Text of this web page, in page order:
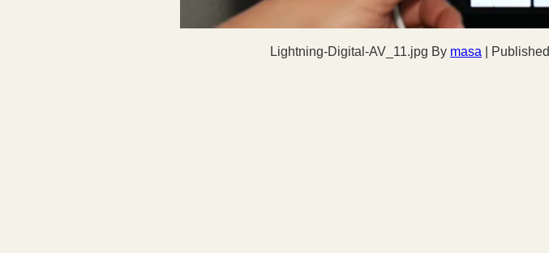
Lightning-Digital-AV_11.jpg By masa Published